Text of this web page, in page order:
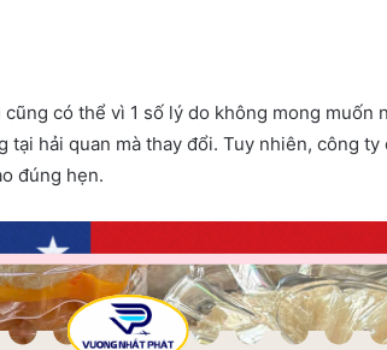
có thể vì 1 số lý do không mong muốn
tại hải quan mà thay đổi. Tuy nhiên, công
đúng hẹn.